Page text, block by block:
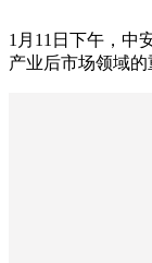
1月11日下午，中
产业后市场领域的